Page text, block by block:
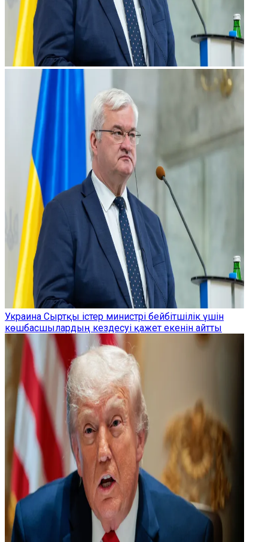
Украина Сыртқы істер министрі бейбітшілік үшін
көшбасшылардың кездесуі қажет екенін айтты